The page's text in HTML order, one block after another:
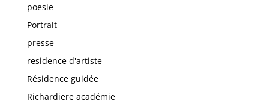
poesie
Portrait
presse
residence d'artiste
Résidence guidée
Richardiere académie